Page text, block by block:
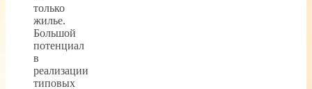
только
жилье.
Большой
потенциал
в
реализации
типовых